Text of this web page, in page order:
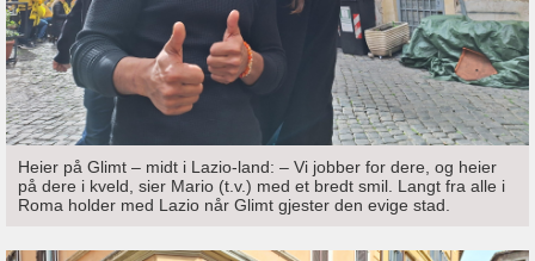
Heier på Glimt – midt i Lazio-land: – Vi jobber for dere, og heier
på dere i kveld, sier Mario (t.v.) med et bredt smil. Langt fra alle i
Roma holder med Lazio når Glimt gjester den evige stad.